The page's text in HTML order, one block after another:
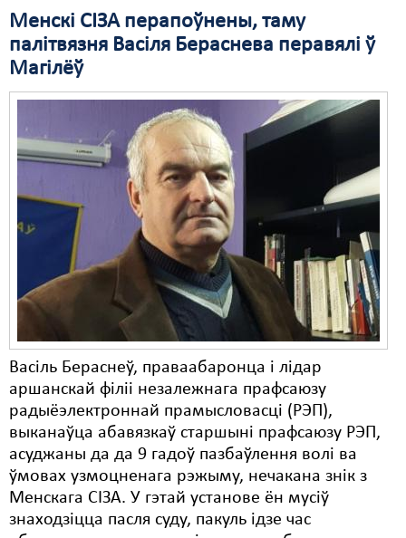
Менскі СІЗА перапоўнены, таму
палітвязня Васіля Бераснева перавялі ў
Магілёў
Васіль Бераснеў, праваабаронца і лідар
аршанскай філіі незалежнага прафсаюзу
радыёэлектроннай прамысловасці (РЭП),
выканаўца абавязкаў старшыні прафсаюзу РЭП,
асуджаны да да 9 гадоў пазбаўлення волі ва
ўмовах узмоцненага рэжыму, нечакана знік з
Менскага СІЗА. У гэтай установе ён мусіў
знаходзіцца пасля суду, пакуль ідзе час